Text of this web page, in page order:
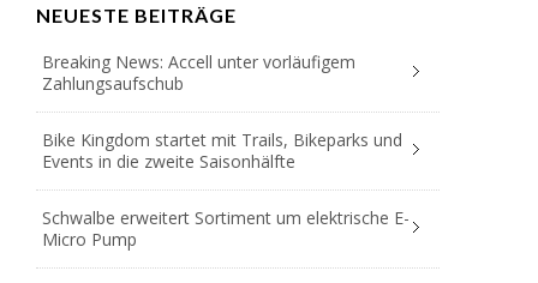
NEUESTE BEITRÄGE
Breaking News: Accell unter vorläufigem
Zahlungsaufschub
Bike Kingdom startet mit Trails, Bikeparks und
Events in die zweite Saisonhälfte
Schwalbe erweitert Sortiment um elektrische E-
Micro Pump